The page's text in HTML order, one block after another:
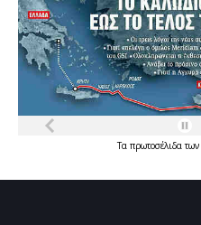
Τα πρωτοσέλιδατων